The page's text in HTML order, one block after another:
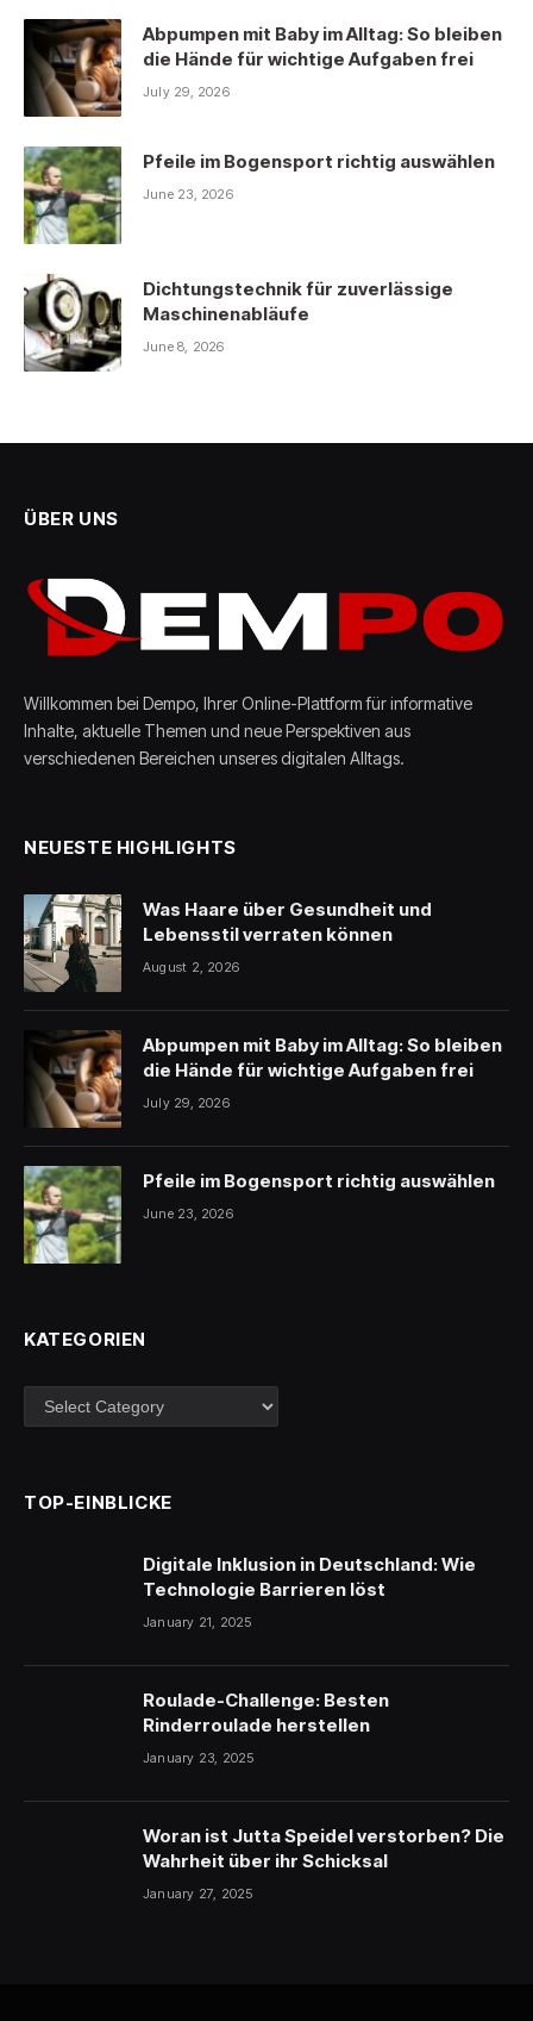
Abpumpen mit Baby im Alltag: So bleiben
die Hände für wichtige Aufgaben frei
July 29, 2026
Pfeile im Bogensport richtig auswählen
June 23, 2026
Dichtungstechnik für zuverlässige
Maschinenabläufe
June 8, 2026
ÜBER UNS
Willkommen bei Dempo, Ihrer Online-Plattform für informative
Inhalte, aktuelle Themen und neue Perspektiven aus
verschiedenen Bereichen unseres digitalen Alltags.
NEUESTE HIGHLIGHTS
Was Haare über Gesundheit und
Lebensstil verraten können
August 2, 2026
Abpumpen mit Baby im Alltag: So bleiben
die Hände für wichtige Aufgaben frei
July 29, 2026
Pfeile im Bogensport richtig auswählen
June 23, 2026
KATEGORIEN
Kategorien
TOP-EINBLICKE
Digitale Inklusion in Deutschland: Wie
Technologie Barrieren löst
January 21, 2025
Roulade-Challenge: Besten
Rinderroulade herstellen
January 23, 2025
Woran ist Jutta Speidel verstorben? Die
Wahrheit über ihr Schicksal
January 27, 2025